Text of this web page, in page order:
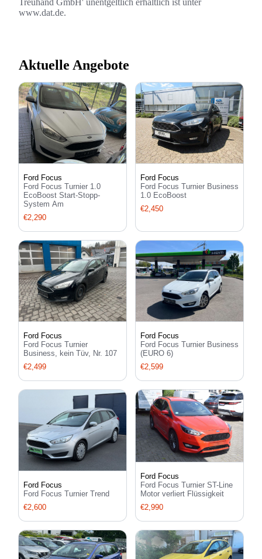
www.dat.de.
Aktuelle Angebote
Ford Focus
Ford Focus Turnier 1.0
EcoBoost Start-Stopp-
System Am
€2,290
Ford Focus
Ford Focus Turnier Business
1.0 EcoBoost
€2,450
Ford Focus
Ford Focus Turnier
Business, kein Tüv, Nr. 107
€2,499
Ford Focus
Ford Focus Turnier Business
(EURO 6)
€2,599
Ford Focus
Ford Focus Turnier Trend
€2,600
Ford Focus
Ford Focus Turnier ST-Line
Motor verliert Flüssigkeit
€2,990